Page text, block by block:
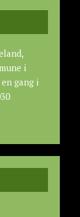
i
gang i